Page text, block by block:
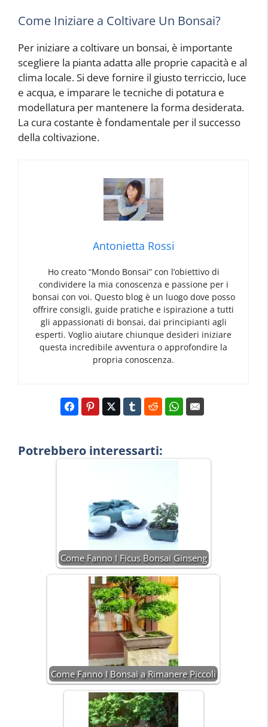
Come Iniziare a Coltivare Un Bonsai?
Per iniziare a coltivare un bonsai, è importante
scegliere la pianta adatta alle proprie capacità e al
clima locale. Si deve fornire il giusto terriccio, luce
e acqua, e imparare le tecniche di potatura e
modellatura per mantenere la forma desiderata.
La cura costante è fondamentale per il successo
della coltivazione.
Antonietta Rossi
Ho creato “Mondo Bonsai” con l’obiettivo di
condividere la mia conoscenza e passione per i
bonsai con voi. Questo blog è un luogo dove posso
offrire consigli, guide pratiche e ispirazione a tutti
gli appassionati di bonsai, dai principianti agli
esperti. Voglio aiutare chiunque desideri iniziare
questa incredibile avventura o approfondire la
propria conoscenza.
Potrebbero interessarti:
Come Fanno I Ficus Bonsai Ginseng
Come Fanno I Bonsai a Rimanere Piccoli